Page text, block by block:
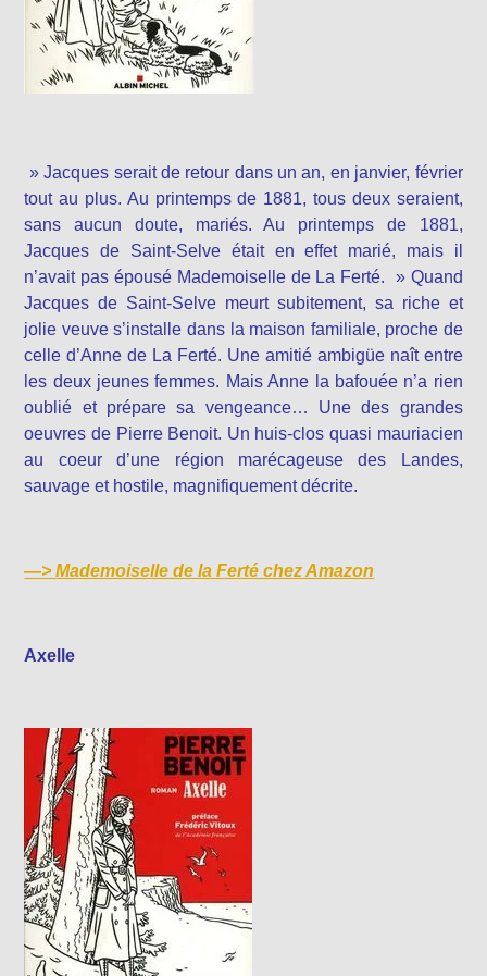
» Jacques serait de retour dans un an, en janvier, février
tout au plus. Au printemps de 1881, tous deux seraient,
sans aucun doute, mariés. Au printemps de 1881,
Jacques de Saint-Selve était en effet marié, mais il
n’avait pas épousé Mademoiselle de La Ferté. » Quand
Jacques de Saint-Selve meurt subitement, sa riche et
jolie veuve s’installe dans la maison familiale, proche de
celle d’Anne de La Ferté. Une amitié ambigüe naît entre
les deux jeunes femmes. Mais Anne la bafouée n’a rien
oublié et prépare sa vengeance… Une des grandes
oeuvres de Pierre Benoit. Un huis-clos quasi mauriacien
au coeur d’une région marécageuse des Landes,
sauvage et hostile, magnifiquement décrite.
—>Mademoiselle de la Ferté chez Amazon
Axelle